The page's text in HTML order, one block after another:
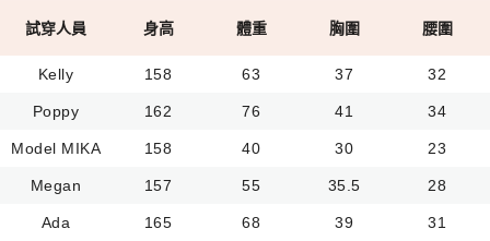
試穿人員 身高 體重 胸圍 腰圍
Kelly 158 63 37 32
Poppy 162 76 41 34
Model MIKA 158 40 30 23
Megan 157 55 35.5 28
Ada 165 68 39 31